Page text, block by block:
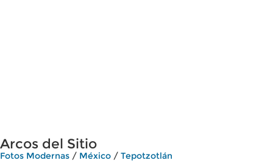
Arcos del Sitio
Fotos Modernas / México / Tepotzotlán